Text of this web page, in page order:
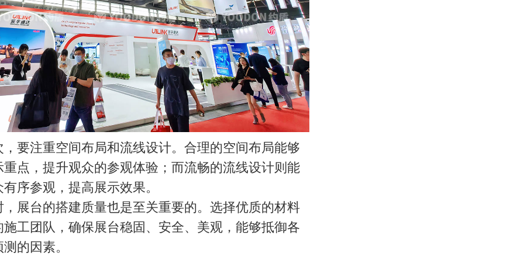
注重空间布局和流线设计。合理的空间布局能够
点，提升观众的参观体验；而流畅的流线设计则能
序参观，提高展示效果。
台的搭建质量也是至关重要的。选择优质的材料
工团队，确保展台稳固、安全、美观，能够抵御各
的因素。